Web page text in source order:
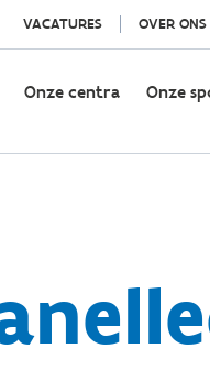
VACATURES OVER ONS
Onze centra Onze